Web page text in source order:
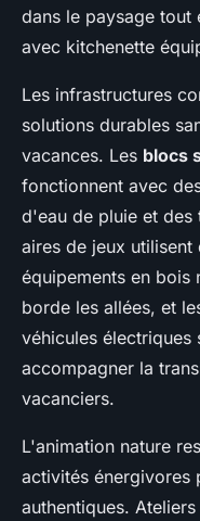
dans le paysage
avec kitchenette
Les infrastructures
solutions durables
vacances. Les blocs
fonctionnent avec
d'eau de pluie et des
aires de jeux utilisent
équipements en bois
borde les allées, et
véhicules électriques
accompagner la
vacanciers.
L'animation nature
activités énergivores
authentiques.